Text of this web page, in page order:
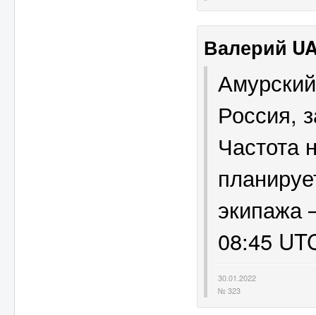
Валерий
Россия,
Частота
экипажа
08:45
30.01.2022
№ 323